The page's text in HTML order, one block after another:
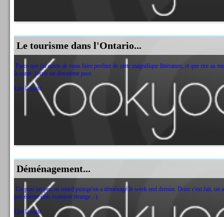
Le tourisme dans l'Ontario...
Parce que j'ai envie de vous faire profiter de cette magnifique littérature, et que rire au
la santé, j'écris un deuxième post.
Lire la suite
Déménagement...
Un post un peu en retard puisqu'on a déménagé le week end dernier. Donc c'est fait, on
précédente était vraiment étrange ;-).
Lire la suite